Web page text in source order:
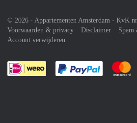
© 2026 - Appartementen Amsterdam - KvK
Voorwaarden & privacy
Disclaimer
Spam
Account verwijderen
Je rekent